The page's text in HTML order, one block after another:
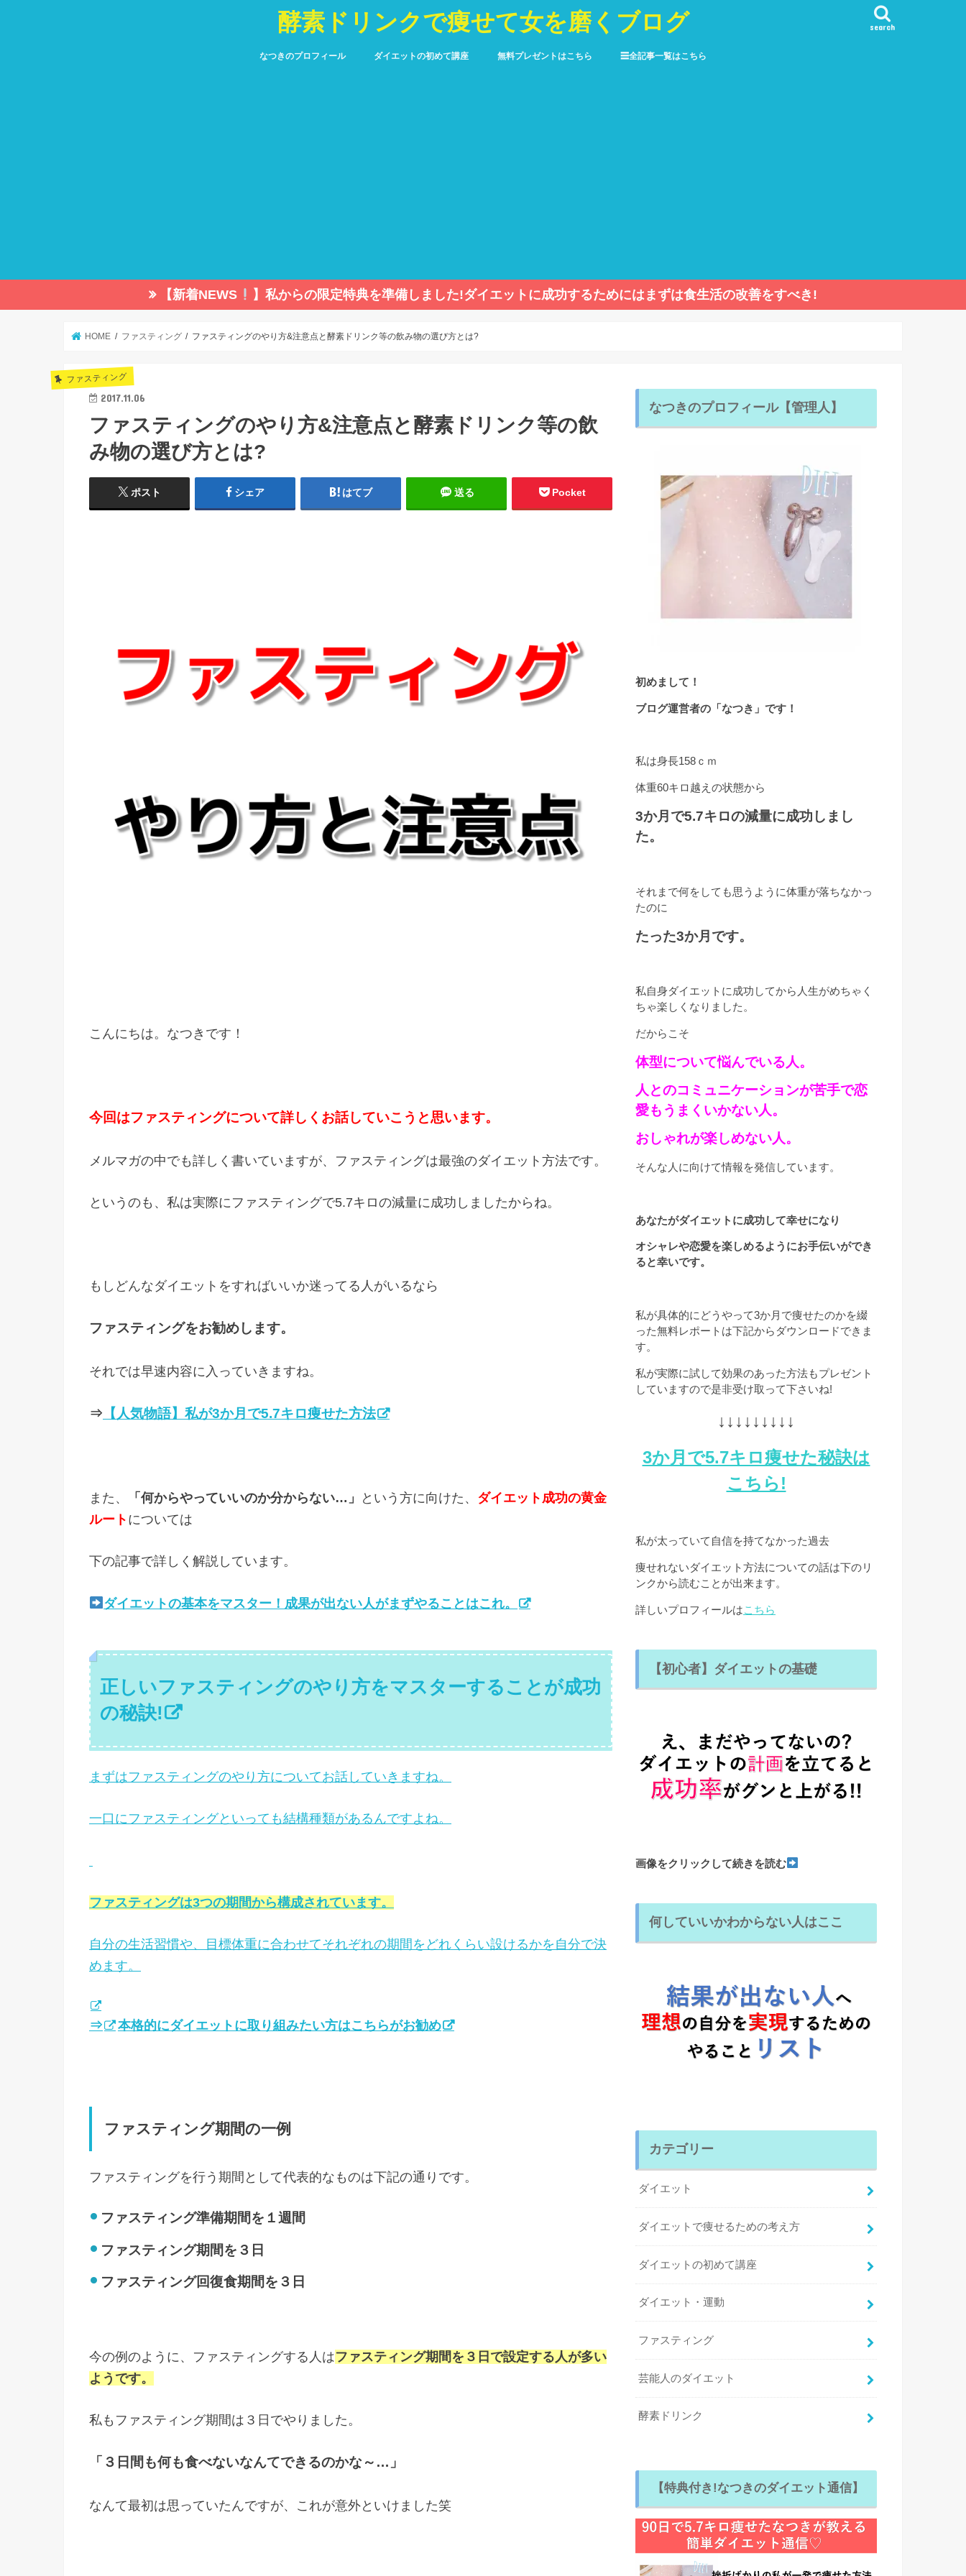
酵素ドリンクで痩せて女を磨くブログ search
なつきのプロフィール ダイエットの初めて講座 無料プレゼントはこちら ☰全記事一覧はこちら
【新着NEWS 】私からの限定特典を準備しました!ダイエットに成功するためにはまずは食生活の改善をすべき!
HOME ファスティング ファスティングのやり方&注意点と酵素ドリンク等の飲み物の選び方とは?
ファスティング
2017.11.06
ファスティングのやり方&注意点と酵素ドリンク等の飲
み物の選び方とは?
ポスト シェア はてブ 送る Pocket
こんにちは。なつきです！
今回はファスティングについて詳しくお話していこうと思います。
メルマガの中でも詳しく書いていますが、ファスティングは最強のダイエット方法です。
というのも、私は実際にファスティングで5.7キロの減量に成功しましたからね。
もしどんなダイエットをすればいいか迷ってる人がいるなら
ファスティングをお勧めします。
それでは早速内容に入っていきますね。
⇒ 【人気物語】私が3か月で5.7キロ痩せた方法
また、 「何からやっていいのか分からない…」 という方に向けた、 ダイエット成功の黄金
ルート については
下の記事で詳しく解説しています。
ダイエットの基本をマスター！成果が出ない人がまずやることはこれ。
正しいファスティングのやり方をマスターすることが成功
の秘訣!
まずはファスティングのやり方についてお話していきますね。
一口にファスティングといっても結構種類があるんですよね。
ファスティングは3つの期間から構成されています。
自分の生活習慣や、目標体重に合わせてそれぞれの期間をどれくらい設けるかを自分で決
めます。
⇒ 本格的にダイエットに取り組みたい方はこちらがお勧め
ファスティング期間の一例
ファスティングを行う期間として代表的なものは下記の通りです。
ファスティング準備期間を１週間
ファスティング期間を３日
ファスティング回復食期間を３日
今の例のように、ファスティングする人はファスティング期間を３日で設定する人が多い
ようです。
私もファスティング期間は３日でやりました。
「３日間も何も食べないなんてできるのかな～…」
なんて最初は思っていたんですが、これが意外といけました笑
なつきのプロフィール【管理人】
初めまして！
ブログ運営者の「なつき」です！
私は身長158ｃｍ
体重60キロ越えの状態から
3か月で5.7キロの減量に成功しまし
た。
それまで何をしても思うように体重が落ちなかっ
たのに
たった3か月です。
私自身ダイエットに成功してから人生がめちゃく
ちゃ楽しくなりました。
だからこそ
体型について悩んでいる人。
人とのコミュニケーションが苦手で恋
愛もうまくいかない人。
おしゃれが楽しめない人。
そんな人に向けて情報を発信しています。
あなたがダイエットに成功して幸せになり
オシャレや恋愛を楽しめるようにお手伝いができ
ると幸いです。
私が具体的にどうやって3か月で痩せたのかを綴
った無料レポートは下記からダウンロードできま
す。
私が実際に試して効果のあった方法もプレゼント
していますので是非受け取って下さいね!
↓↓↓↓↓↓↓↓↓
3か月で5.7キロ痩せた秘訣は
こちら!
私が太っていて自信を持てなかった過去
痩せれないダイエット方法についての話は下のリ
ンクから読むことが出来ます。
詳しいプロフィールはこちら
【初心者】ダイエットの基礎
画像をクリックして続きを読む
何していいかわからない人はここ
カテゴリー
ダイエット
ダイエットで痩せるための考え方
ダイエットの初めて講座
ダイエット・運動
ファスティング
芸能人のダイエット
酵素ドリンク
【特典付き!なつきのダイエット通信】